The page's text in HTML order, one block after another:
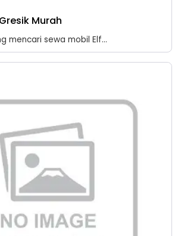
Murah
mencari sewa mobil Elf...